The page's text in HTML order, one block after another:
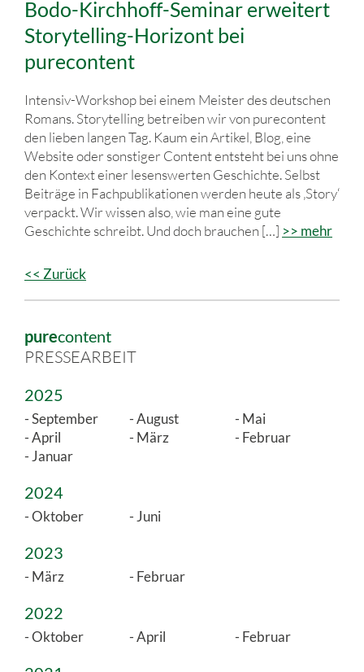
purecontent
PRESSEARBEIT
2025
September August
Mai
April
März
Februar
Januar
2024
Oktober Juni
2023
März Februar
2022
Oktober April Februar
Bodo-Kirchhoff-Seminar erweitert
Storytelling-Horizont bei
purecontent
Intensiv-Workshop bei einem Meister des deutschen
Romans. Storytelling betreiben wir von purecontent
den lieben langen Tag. Kaum ein Artikel, Blog, eine
Website oder sonstiger Content entsteht bei uns ohne
den Kontext einer lesenswerten Geschichte. Selbst
Beiträge in Fachpublikationen werden heute als ‚Story‘
verpackt. Wir wissen also, wie man eine gute
Geschichte schreibt. Und doch brauchen […] >> mehr
<< Zurück